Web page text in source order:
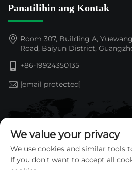
Panatilihin ang Kontak
Room 307, Building A,
Road, Baiyun District,
+86-19924350135
[email protected]
We value your privacy
We use cookies and similar tools
If you don't want to accept all